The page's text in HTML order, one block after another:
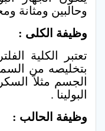
وحالبين ومثانة
وظيفة الكلى :
تعتبر الكلية
بتخليصه من
الجسم مثلاً
البولينا .
وظيفة الحالب :